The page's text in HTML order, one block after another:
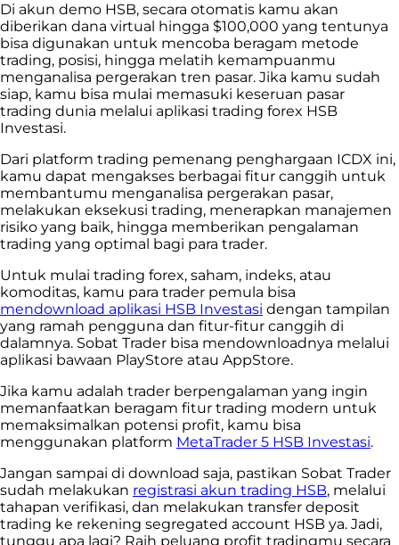
Di akun demo HSB, secara otomatis kamu akan
diberikan dana virtual hingga $100,000 yang tentunya
bisa digunakan untuk mencoba beragam metode
trading, posisi, hingga melatih kemampuanmu
menganalisa pergerakan tren pasar. Jika kamu sudah
siap, kamu bisa mulai memasuki keseruan pasar
trading dunia melalui aplikasi trading forex HSB
Investasi.
Dari platform trading pemenang penghargaan ICDX ini,
kamu dapat mengakses berbagai fitur canggih untuk
membantumu menganalisa pergerakan pasar,
melakukan eksekusi trading, menerapkan manajemen
risiko yang baik, hingga memberikan pengalaman
trading yang optimal bagi para trader.
Untuk mulai trading forex, saham, indeks, atau
komoditas, kamu para trader pemula bisa
mendownload aplikasi HSB Investasi dengan tampilan
yang ramah pengguna dan fitur-fitur canggih di
dalamnya. Sobat Trader bisa mendownloadnya melalui
aplikasi bawaan PlayStore atau AppStore.
Jika kamu adalah trader berpengalaman yang ingin
memanfaatkan beragam fitur trading modern untuk
memaksimalkan potensi profit, kamu bisa
menggunakan platform MetaTrader 5 HSB Investasi.
Jangan sampai di download saja, pastikan Sobat Trader
sudah melakukan registrasi akun trading HSB, melalui
tahapan verifikasi, dan melakukan transfer deposit
trading ke rekening segregated account HSB ya. Jadi,
tunggu apa lagi? Raih peluang profit tradingmu secara